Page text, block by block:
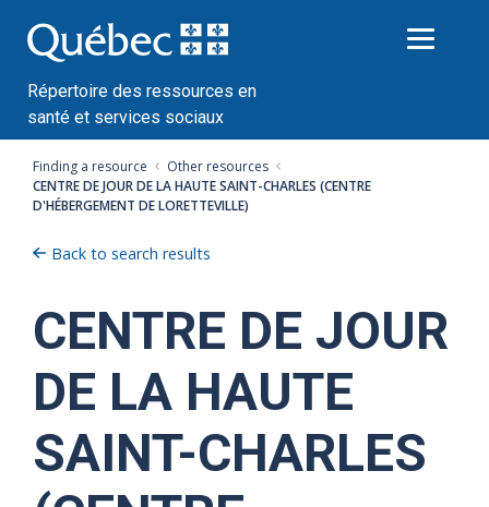
au
contenu
Répertoire des ressources en
santé et services sociaux
Finding a resource
Other resources
CENTRE DE JOUR DE LA HAUTE SAINT-CHARLES (CENTRE
D'HÉBERGEMENT DE LORETTEVILLE)
Back to search results
CENTRE DE JOUR
DE LA HAUTE
SAINT-CHARLES